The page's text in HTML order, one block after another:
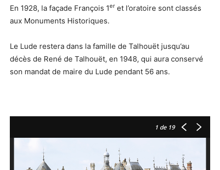
En 1928, la façade François 1er et l’oratoire sont classés
aux Monuments Historiques.
Le Lude restera dans la famille de Talhouët jusqu’au
décès de René de Talhouët, en 1948, qui aura conservé
son mandat de maire du Lude pendant 56 ans.
1 de 19